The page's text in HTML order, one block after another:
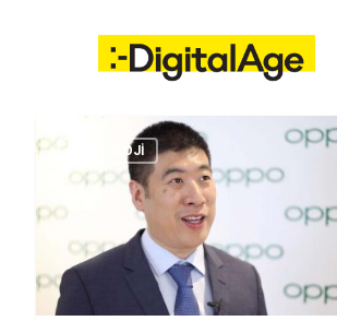
Hit enter to search or ESC to close
TEKNOLOJI